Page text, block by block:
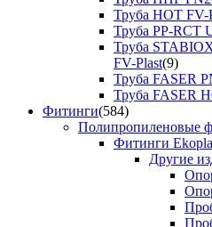
Труба HOT FV-
Труба PP-RCT
Труба
FV-Plast(9)
Труба FASER
Труба FASER
Фитинги(584)
Полипропиленовые
Фитинги
Другие